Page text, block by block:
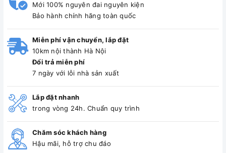
Mới 100% nguyên đai nguyên kiện
Bảo hành chính hãng toàn quốc
Miễn phí vận chuyển, lắp đặt
10km nội thành Hà Nội
Đổi trả miễn phí
7 ngày với lỗi nhà sản xuất
Lắp đặt nhanh
trong vòng 24h. Chuẩn quy trình
Chăm sóc khách hàng
Hậu mãi, hỗ trợ chu đáo